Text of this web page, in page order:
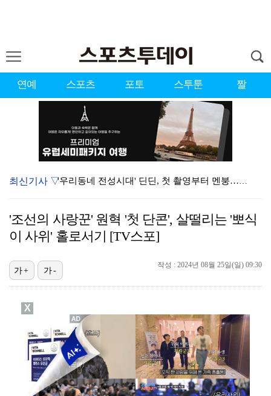
연예 스포츠 포토 스투툰 짤
'우리동네 전성시대' 딘딘, 첫 촬영부터 멘붕…시작부터…
서장훈 감독 "내 능력 부족" 자책하게 만든 펜타곤과의…
'오징어 게임' 미국판 스핀오프, 제작 무산설 "넷플릭…
[ST포토] 정지효, 반가운 손인사
[ST포토] 더울 때 만나는 아이스쇼
[ST포토] 마서영, 나이스 퍼팅
[ST포토] 정지효, 홀컵으로 쏙~
최신기사 ▽
'조선의 사랑꾼' 원혁 '첫 단콘', 살떨리는 '뽀식
이 사위' 홀로서기 [TV스포]
작성 : 2024년 08월 25일(일) 09:30
가+ 가-
X